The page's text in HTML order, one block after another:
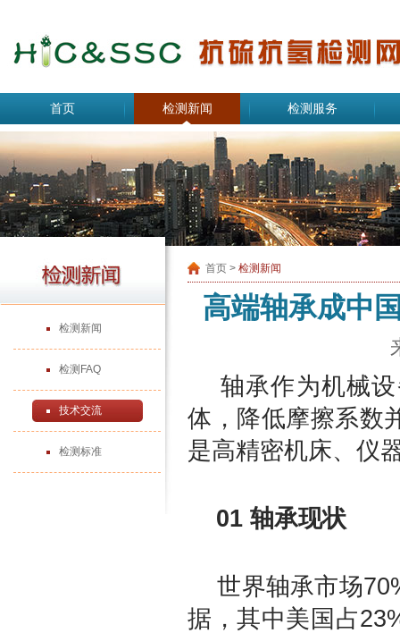
首页 检测新闻 检测服务
检测新闻
检测FAQ
技术交流
检测标准
首页 > 检测新闻
高端轴承成中
轴承作为机械设
体，降低摩擦系数
是高精密机床、仪
01 轴承现状
世界轴承市场
据，其中美国占